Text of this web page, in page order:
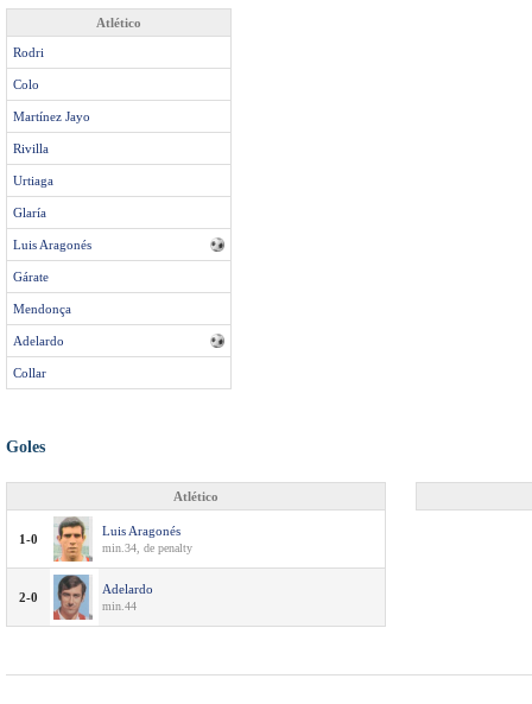
Atlético
Rodri
Colo
Martínez Jayo
Rivilla
Urtiaga
Glaría
Luis Aragonés
Gárate
Mendonça
Adelardo
Collar
Goles
Atlético
1-0
Luis Aragonés
min.34, de penalty
2-0
Adelardo
min.44